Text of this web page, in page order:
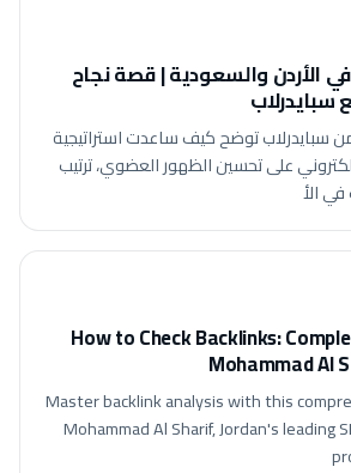
الأردن والسعودية | قصة نجاح
سبايدرلاب
سبايدرلاب توضح كيف ساعدت استراتيجية
على تحسين الظهور العضوي، ترتيب
في الأ
How to Check Backlinks:
Mohammad Al
Master backlink analysis with this
Mohammad Al Sharif, Jordan's leading